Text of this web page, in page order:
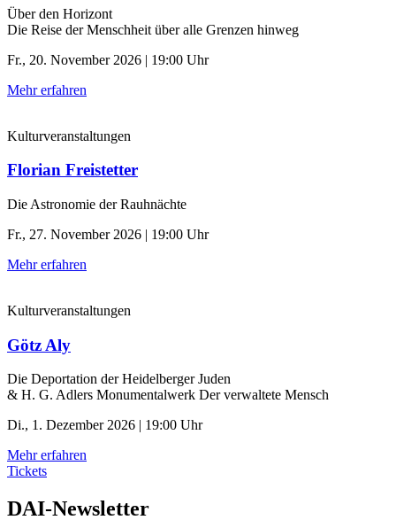
Über den Horizont
Die Reise der Menschheit über alle Grenzen hinweg
Fr., 20. November 2026 | 19:00 Uhr
Mehr erfahren
Kulturveranstaltungen
Florian Freistetter
Die Astronomie der ­Rauhnächte
Fr., 27. November 2026 | 19:00 Uhr
Mehr erfahren
Kulturveranstaltungen
Götz Aly
Die Deportation der ­Heidelberger Juden
& H. G. Adlers Monumentalwerk Der verwaltete Mensch
Di., 1. Dezember 2026 | 19:00 Uhr
Mehr erfahren
Tickets
DAI-Newsletter